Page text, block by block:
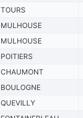
TOURS
MULHOUSE
MULHOUSE
POITIERS
CHAUMONT
BOULOGNE
QUEVILLY